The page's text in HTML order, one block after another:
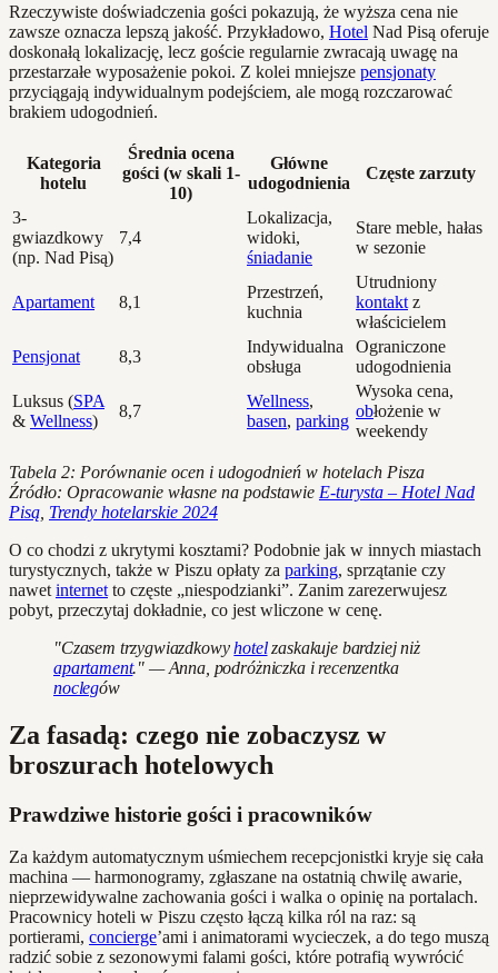
Rzeczywiste doświadczenia gości pokazują, że wyższa cena nie
zawsze oznacza lepszą jakość. Przykładowo, Hotel Nad Pisą oferuje
doskonałą lokalizację, lecz goście regularnie zwracają uwagę na
przestarzałe wyposażenie pokoi. Z kolei mniejsze pensjonaty
przyciągają indywidualnym podejściem, ale mogą rozczarować
brakiem udogodnień.
Kategoria
hotelu
Średnia ocena
gości (w skali 1-
10)
Główne
udogodnienia
Częste zarzuty
3-
gwiazdkowy
(np. Nad Pisą)
7,4
Lokalizacja,
widoki,
śniadanie
Stare meble, hałas
w sezonie
Apartament 8,1
Przestrzeń,
kuchnia
Utrudniony
kontakt z
właścicielem
Pensjonat
8,3
Indywidualna
obsługa
Ograniczone
udogodnienia
Luksus (SPA
& Wellness)
8,7
Wellness,
basen, parking
Wysoka cena,
obłożenie w
weekendy
Tabela 2: Porównanie ocen i udogodnień w hotelach Pisza
Źródło: Opracowanie własne na podstawie E-turysta – Hotel Nad
Pisą Trendy hotelarskie 2024
O co chodzi z ukrytymi kosztami? Podobnie jak w innych miastach
turystycznych, także w Piszu opłaty za parking, sprzątanie czy
nawet internet to częste „niespodzianki”. Zanim zarezerwujesz
pobyt, przeczytaj dokładnie, co jest wliczone w cenę.
"Czasem trzygwiazdkowyhotelzaskakuje bardziej niż
apartament." — Anna, podróżniczka i recenzentka
noclegów
Za fasadą: czego nie zobaczysz w
broszurach hotelowych
Prawdziwe historie gości i pracowników
Za każdym automatycznym uśmiechem recepcjonistki kryje się cała
machina — harmonogramy, zgłaszane na ostatnią chwilę awarie,
nieprzewidywalne zachowania gości i walka o opinię na portalach.
Pracownicy hoteli w Piszu często łączą kilka ról na raz: są
portierami, concierge’ami i animatorami wycieczek, a do tego muszą
radzić sobie z sezonowymi falami gości, które potrafią wywrócić